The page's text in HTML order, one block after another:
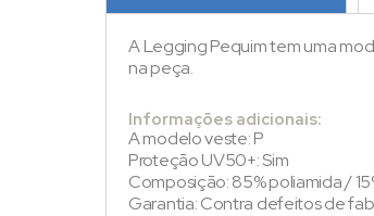
A Legging Pequim tem uma
na peça.
Informações adicionais:
A modelo veste: P
Proteção UV50+: Sim
Composição: 85% poliamida /
Garantia: Contra defeitos de